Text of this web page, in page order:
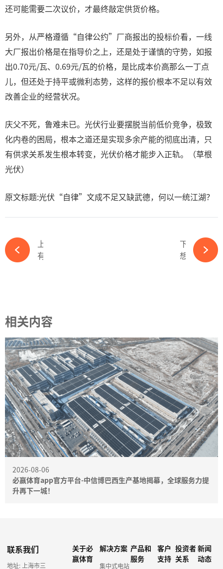
还可能需要二次议价，才最终敲定供货价格。
另外，从严格遵循“自律公约”厂商报出的投标价看，一线
大厂报出价格是在指导价之上，还是处于谨慎的守势，如报
出0.70元/瓦、0.69元/瓦的价格，是比成本价高那么一丁点
儿，但还处于持平或微利态势，这样的报价根本不足以有效
改善企业的经营状况。
庆父不死，鲁难未已。光伏行业要摆脱当前低价竞争，极致
化内卷的困局，根本之道还是实现多余产能的彻底出清，只
有供求关系发生根本转变，光伏价格才能步入正轨。（草根
光伏）
原文标题:光伏“自律”文成不足又缺武德，何以一统江湖？
下一篇
想要大干一场，却被大干一场！退税率下调，企业为何没有“抢出口”？-必赢体育app官方平台
相关内容
2026-08-06
必赢体育app官方平台-中信博巴西生产基地揭幕，全球服务力提
升再下一城！
联系我们
地址: 上海市三
关于必
赢体育
解决方案
集中式电站
产品和
服务
客户
支持
投资者
关系
新闻
动态